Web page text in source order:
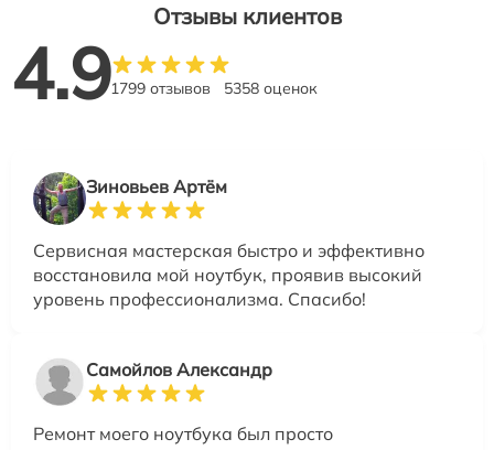
Отзывы клиентов
4.91799 отзывов 5358 оценок
Зиновьев Артём
Сервисная мастерская быстро и эффективно
восстановила мой ноутбук, проявив высокий
уровень профессионализма. Спасибо!
Самойлов Александр
Ремонт моего ноутбука был просто